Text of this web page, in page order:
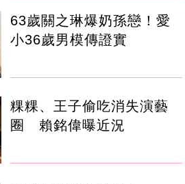
63歲關之琳爆奶孫戀！愛
小36歲男模傳證實
粿粿、王子偷吃消失演藝
圈 賴銘偉曝近況